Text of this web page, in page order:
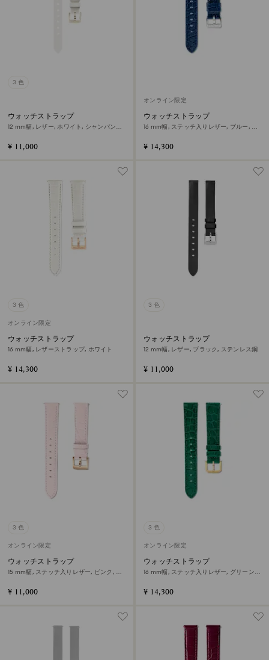
3 色
ウォッチストラップ
12 mm幅, レザー, ホワイト, シャンパンゴ
¥ 11,000
オンライン限定
ウォッチストラップ
16 mm幅, ステッチ入りレザー, ブルー, ス
¥ 14,300
3 色
オンライン限定
ウォッチストラップ
16 mm幅, レザーストラップ, ホワイト
¥ 14,300
3 色
ウォッチストラップ
12 mm幅, レザー, ブラック, ステンレス鋼
¥ 11,000
3 色
オンライン限定
ウォッチストラップ
15 mm幅, ステッチ入りレザー, ピンク, ロ
¥ 11,000
3 色
オンライン限定
ウォッチストラップ
16 mm幅, ステッチ入りレザー, グリーン,
¥ 14,300